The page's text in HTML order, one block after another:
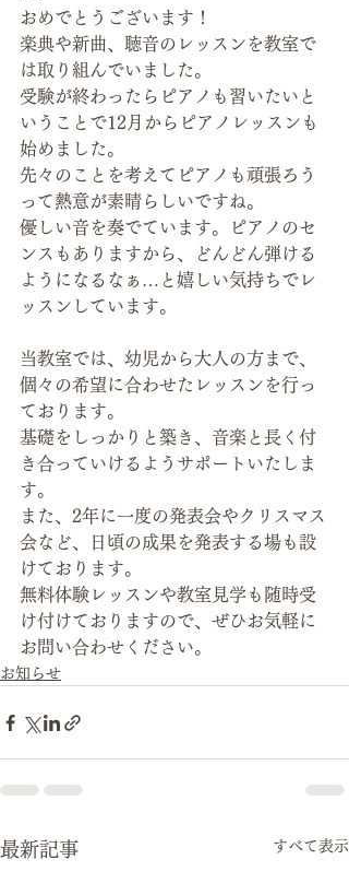
おめでとうございます！
楽典や新曲、聴音のレッスンを教室で
は取り組んでいました。
受験が終わったらピアノも習いたいと
いうことで12月からピアノレッスンも
始めました。
先々のことを考えてピアノも頑張ろう
って熱意が素晴らしいですね。
優しい音を奏でています。ピアノのセ
ンスもありますから、どんどん弾ける
ようになるなぁ…と嬉しい気持ちでレ
ッスンしています。
当教室では、幼児から大人の方まで、
個々の希望に合わせたレッスンを行っ
ております。
基礎をしっかりと築き、音楽と長く付
き合っていけるようサポートいたしま
す。
また、2年に一度の発表会やクリスマス
会など、日頃の成果を発表する場も設
けております。
無料体験レッスンや教室見学も随時受
け付けておりますので、ぜひお気軽に
お問い合わせください。
お知らせ
最新記事 すべて表示